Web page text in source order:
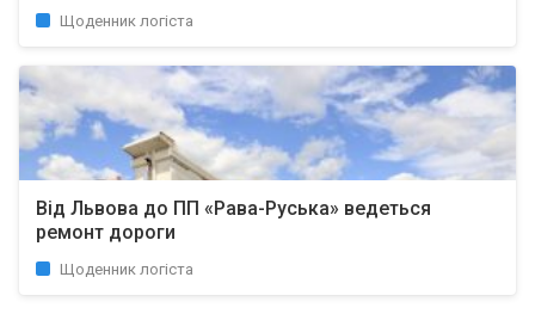
Щоденник логіста
Від Львова до ПП «Рава-Руська» ведеться
ремонт дороги
Щоденник логіста